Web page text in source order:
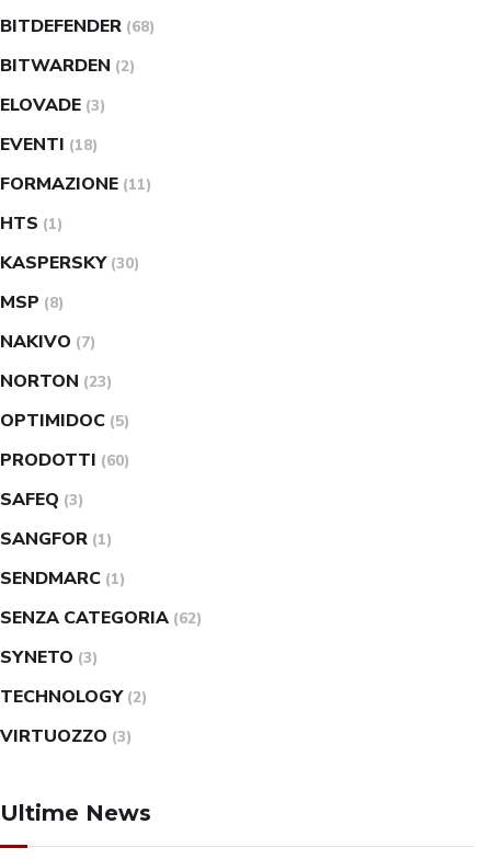
BITDEFENDER (68)
BITWARDEN (2)
ELOVADE (3)
EVENTI (18)
FORMAZIONE (11)
HTS (1)
KASPERSKY (30)
MSP (8)
NAKIVO (7)
NORTON (23)
OPTIMIDOC (5)
PRODOTTI (60)
SAFEQ (3)
SANGFOR (1)
SENDMARC (1)
SENZA CATEGORIA (62)
SYNETO (3)
TECHNOLOGY (2)
VIRTUOZZO (3)
Ultime News